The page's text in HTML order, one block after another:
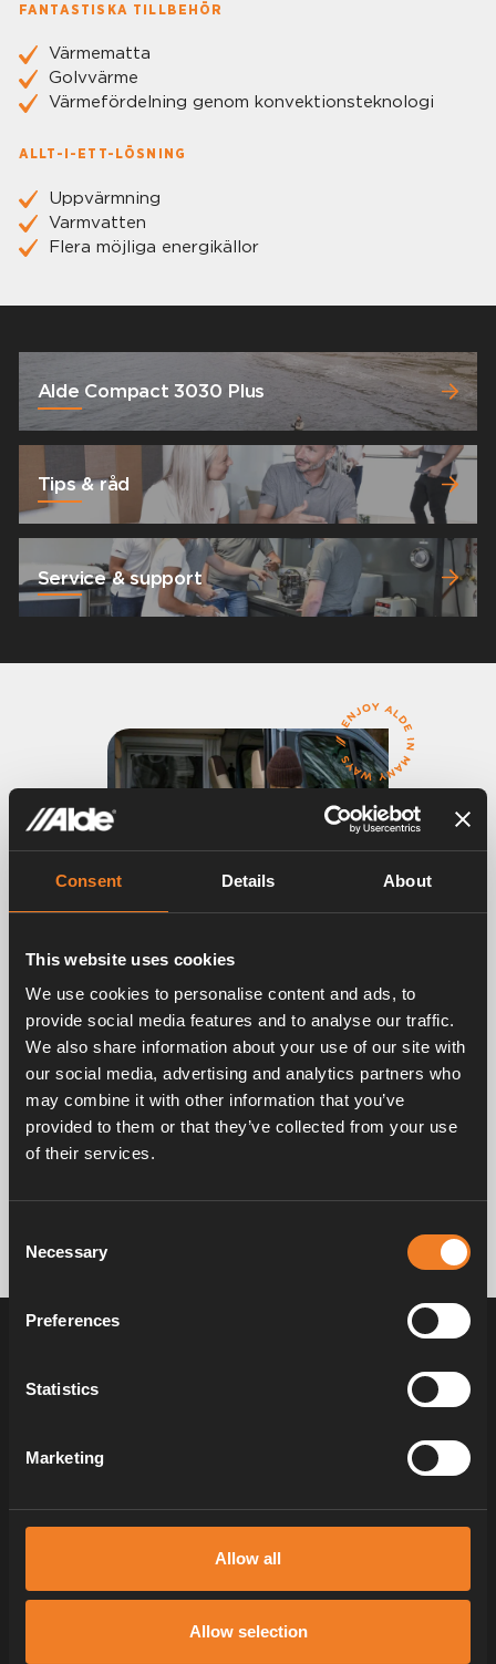
Consent Details About
This website uses cookies
We use cookies to personalise content and ads, to
provide social media features and to analyse our traffic.
We also share information about your use of our site with
our social media, advertising and analytics partners who
may combine it with other information that you’ve
provided to them or that they’ve collected from your use
of their services.
Selection
Necessary
Preferences
Statistics
Marketing
Allow all
Allow selection
FANTASTISKA TILLBEHÖR
Värmematta
Golvvärme
Värmefördelning genom konvektionsteknologi
ALLT-I-ETT-LÖSNING
Uppvärmning
Varmvatten
Flera möjliga energikällor
Alde Compact 3030 Plus
Tips & råd
Service & support
ALDE VÄRMESYSTEM
Skön tyst värme året runt i alla väder
Om du vill njuta fullt ut av resan och semestern är
Alde Värmesystem det bästa valet. Värmen cirkulerar
ljudlöst och omsluter dig i ett behagligt klimat med
naturlig luftfuktighet.
FÖRDEL 3